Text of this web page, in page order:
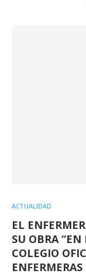
ACTUALIDAD
EL
SU OBRA “EN
COLEGIO